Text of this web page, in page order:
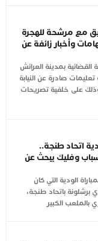
مع مرشحة للهجرة
وأخبار زائفة عن
بمدينة العرائش
صادرة عن النيابة
على خلفية تصريحات
اتحاد طنجة..
وفليك يبحث عن
الودية التي كان
برشلونة باتحاد طنجة،